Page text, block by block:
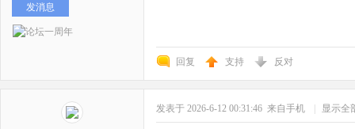
发消息
回复 支持 反对
发表于 2026-6-12 00:31:46 来自手机 显示全